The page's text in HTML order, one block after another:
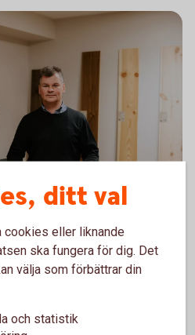
människor och företag i vår
vi på hög bemanning
Vi gillar att
se drivet som finns bakom
ditt val
cookies eller liknande
ska fungera för dig. Det
välja som förbättrar din
och statistik